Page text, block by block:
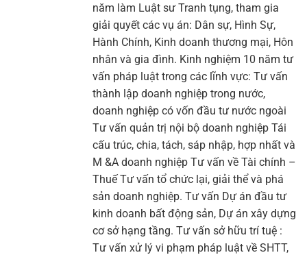
năm làm Luật sư Tranh tụng, tham gia
giải quyết các vụ án: Dân sự, Hình Sự,
Hành Chính, Kinh doanh thương mại, Hôn
nhân và gia đình. Kinh nghiệm 10 năm tư
vấn pháp luật trong các lĩnh vực: Tư vấn
thành lập doanh nghiệp trong nước,
doanh nghiệp có vốn đầu tư nước ngoài
Tư vấn quản trị nội bộ doanh nghiệp Tái
cấu trúc, chia, tách, sáp nhập, hợp nhất và
M &A doanh nghiệp Tư vấn về Tài chính –
Thuế Tư vấn tổ chức lại, giải thể và phá
sản doanh nghiệp. Tư vấn Dự án đầu tư
kinh doanh bất động sản, Dự án xây dựng
cơ sở hạng tầng. Tư vấn sở hữu trí tuệ :
Tư vấn xử lý vi phạm pháp luật về SHTT,